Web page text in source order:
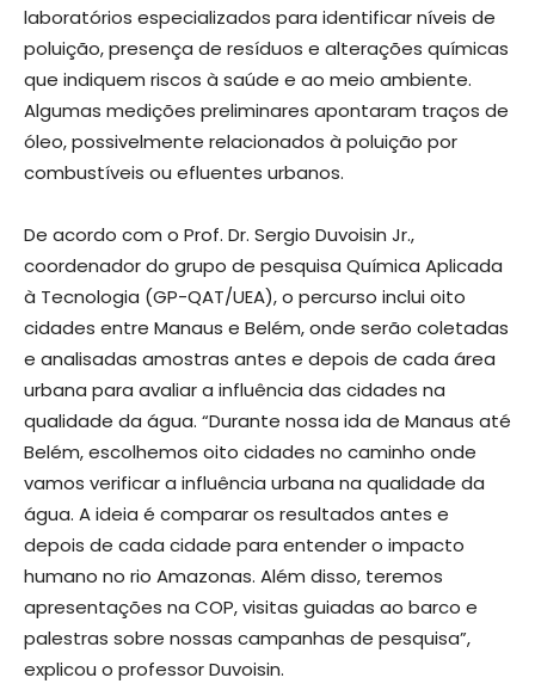
laboratórios especializados para identificar níveis de
poluição, presença de resíduos e alterações químicas
que indiquem riscos à saúde e ao meio ambiente.
Algumas medições preliminares apontaram traços de
óleo, possivelmente relacionados à poluição por
combustíveis ou efluentes urbanos.
De acordo com o Prof. Dr. Sergio Duvoisin Jr.,
coordenador do grupo de pesquisa Química Aplicada
à Tecnologia (GP-QAT/UEA), o percurso inclui oito
cidades entre Manaus e Belém, onde serão coletadas
e analisadas amostras antes e depois de cada área
urbana para avaliar a influência das cidades na
qualidade da água. “Durante nossa ida de Manaus até
Belém, escolhemos oito cidades no caminho onde
vamos verificar a influência urbana na qualidade da
água. A ideia é comparar os resultados antes e
depois de cada cidade para entender o impacto
humano no rio Amazonas. Além disso, teremos
apresentações na COP, visitas guiadas ao barco e
palestras sobre nossas campanhas de pesquisa”,
explicou o professor Duvoisin.